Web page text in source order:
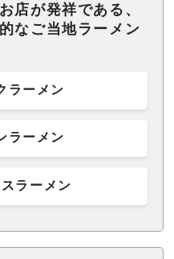
店が発祥である、
なご当地ラーメン
ラーメン
ラーメン
ラーメン